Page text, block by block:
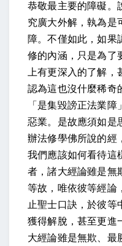
恭敬最主要的障礙。
究廣大外解，執為是
障。不僅如此，如果
修的內涵，只是為了
上有更深入的了解
認為這也沒什麼稀奇
「是集毀謗正法業
惡業。 是故應須如是
辦法修學佛所說的經
我們應該如何看待這
者，諸大經論雖是無
等故，唯依彼等經論
止聖士口訣，於彼等
獲得解脫，甚至更進
大經論雖是無欺、最